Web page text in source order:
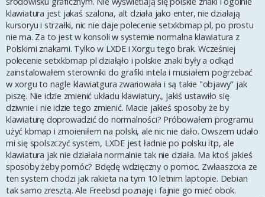
klawiatura jest jakaś szalona, alt działa jako enter, nie działają
kursoryu i strzałki, nic nie daje polecenie setxkbmap pl, po prostu
nie ma. Za to jest w konsoli w systemie normalna klawiatura z
Polskimi znakami. Tylko w LXDE i Xorgu tego brak. Wcześniej
polecenie setxkbmap pl działąło i polskie znaki były a odkąd
zainstalowałem sterowniki do grafiki intela i musiałem pogrzebać
w xorgu to nagle klawiatgura zwariowała i są takie "objawy" jak
piszę. Nie idzie zmienić układu klawiatury., jakiś ustawiło się
dziwnie i nie idzie tego zmienić. Macie jakieś sposoby że by
klawiaturę doprowadzić do normalności? Próbowałem programu
użyć kbmap i zmoieniłem na polski, ale nic nie dało. Owszem udało
mi się spolszczyć system, LXDE jest ładnie po polsku itp, ale
klawiatura jak nie działała normalnie tak nie działa. Ma ktoś jakieś
sposoby żeby pomóc? Bdędę wdzięczny o pomoc. Zwłaaszcxa ze
ten system chodzi jak rakieta na tym 10 letnim laptopie. Debian
tak samo zresztą. Ale Freebsd poznaję i fajnie go mieć obok.